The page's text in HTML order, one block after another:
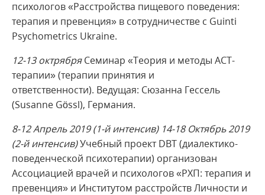
психологов «Расстройства пищевого поведения:
терапия и превенция» в сотрудничестве с Guinti
Psychometrics Ukraine.
12-13 октрябряСеминар «Теория и методы АСТ-
терапии» (терапии принятия и
ответственности). Ведущая: Сюзанна Гессель
(Susanne Gössl), Германия.
8-12 Апрель 2019 (1-й интенсив) 14-18 Октябрь 2019
(2-й интенсив)Учебный проект DBT (диалектико-
поведенческой психотерапии) организован
Ассоциацией врачей и психологов «РХП: терапия и
превенция» и Институтом расстройств Личности и